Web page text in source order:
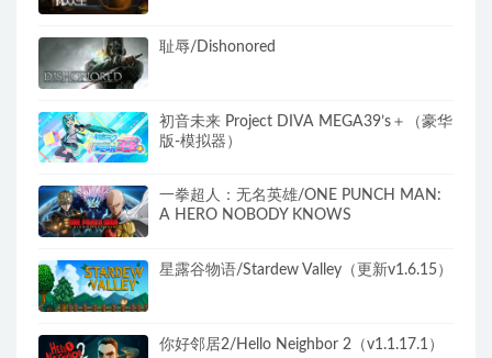
耻辱/Dishonored
初音未来 Project DIVA MEGA39’s＋（豪华
版-模拟器）
一拳超人：无名英雄/ONE PUNCH MAN:
A HERO NOBODY KNOWS
星露谷物语/Stardew Valley（更新v1.6.15）
你好邻居2/Hello Neighbor 2（v1.1.17.1）